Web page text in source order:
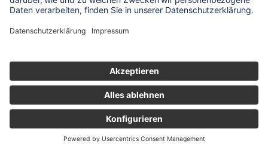
Unser Shop-Angebot richtet sich nur an gewerbliche
** LP = Listenneupreis (netto) des Herstellers
Mitarbeitern bearbeitet. Sie erhalten in jedem Fall ein Angebot bzw.
eine Auftragsbestätigung.
Produktabbildungen von Gebrauchtartikeln entsprechen nicht immer
der vorrätigen Ware - sie können ähnliche Produkte zeigen.
© 2026 schaltec GmbH |Impressum